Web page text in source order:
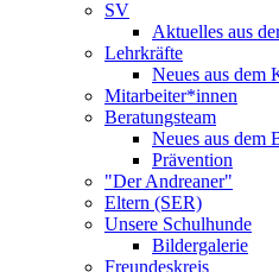
SV
Aktuelles aus
Lehrkräfte
Neues aus dem
Mitarbeiter*innen
Beratungsteam
Neues aus dem
Prävention
"Der Andreaner"
Eltern (SER)
Unsere Schulhunde
Bildergalerie
Freundeskreis